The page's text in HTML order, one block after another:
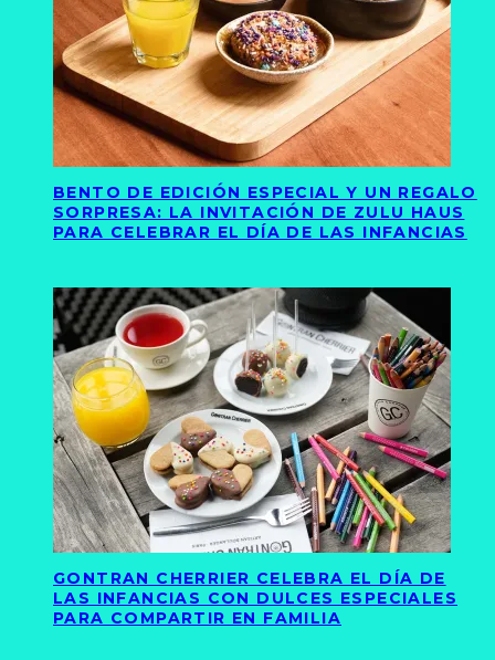
BENTO DE EDICIÓN ESPECIAL Y UN REGALO
SORPRESA: LA INVITACIÓN DE ZULU HAUS
PARA CELEBRAR EL DÍA DE LAS INFANCIAS
GONTRAN CHERRIER CELEBRA EL DÍA DE
LAS INFANCIAS CON DULCES ESPECIALES
PARA COMPARTIR EN FAMILIA